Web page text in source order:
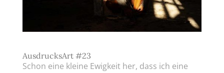
AusdrucksArt #23
Schon eine kleine Ewigkeit her, dass ich eine